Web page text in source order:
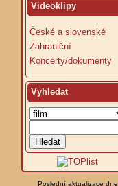
Videoklipy
České a slovenské
Zahraniční
Koncerty/dokumenty
Vyhledat
Poslední aktualizace dne